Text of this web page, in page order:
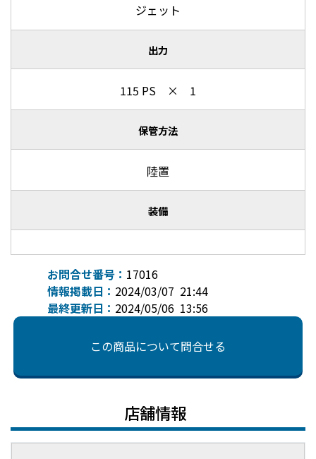
ジェット
出力
115 PS × 1
保管方法
陸置
装備
お問合せ番号： 17016
情報掲載日： 2024/03/07 21:44
最終更新日： 2024/05/06 13:56
この商品について問合せる
店舗情報